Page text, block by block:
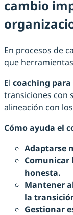
cambio
En procesos de
que
El coaching
transiciones con
alineación con
Cómo ayuda el
Adaptarse
Comunicar
honesta.
Mantener
la
Gestionar